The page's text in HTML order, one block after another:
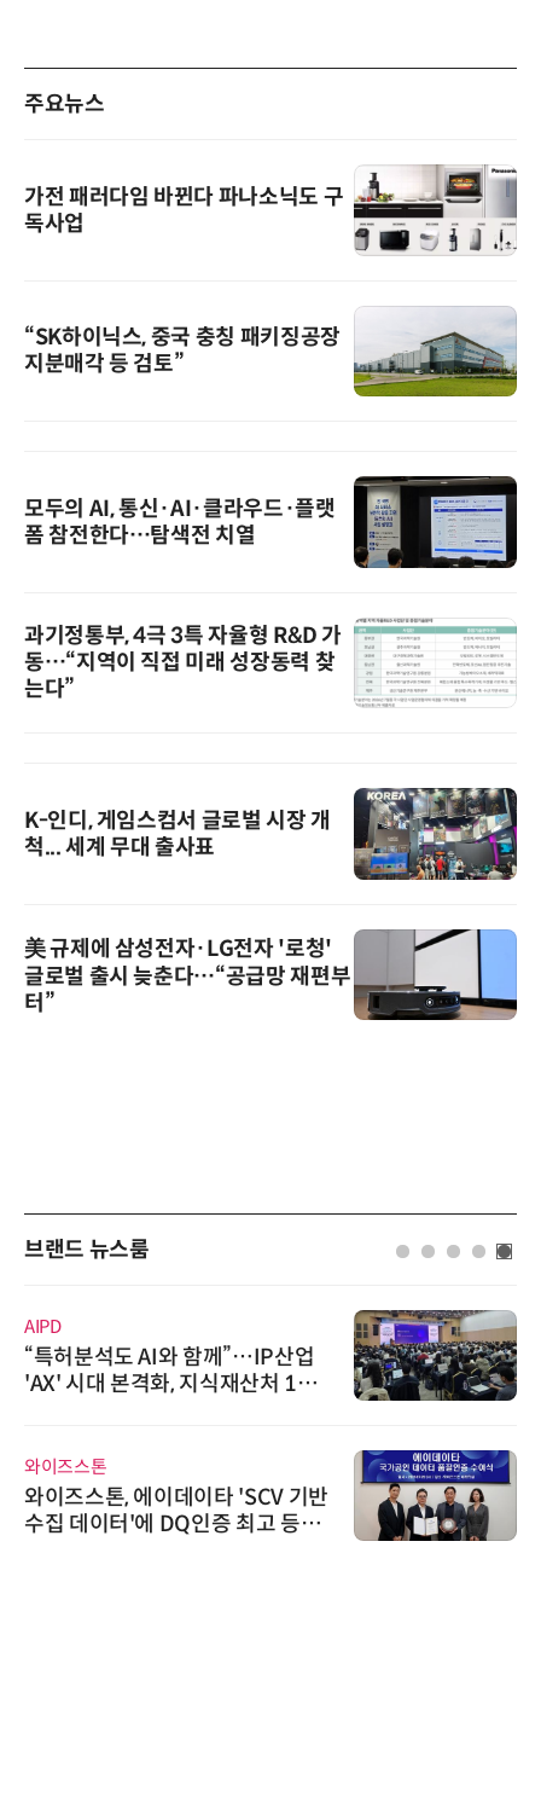
주요뉴스
가전 패러다임 바뀐다 파나소닉도 구
독사업
“SK하이닉스, 중국 충칭 패키징공장
지분매각 등 검토”
모두의 AI, 통신·AI·클라우드·플랫
폼 참전한다…탐색전 치열
과기정통부, 4극 3특 자율형 R&D 가
동…“지역이 직접 미래 성장동력 찾
는다”
K-인디, 게임스컴서 글로벌 시장 개
척... 세계 무대 출사표
美 규제에 삼성전자·LG전자 '로청'
글로벌 출시 늦춘다…“공급망 재편부
터”
브랜드 뉴스룸
AIPD
“특허분석도 AI와 함께”…IP산업
'AX' 시대 본격화, 지식재산처 1호
와이즈스톤
와이즈스톤, 에이데이타 'SCV 기반
수집 데이터'에 DQ인증 최고 등급